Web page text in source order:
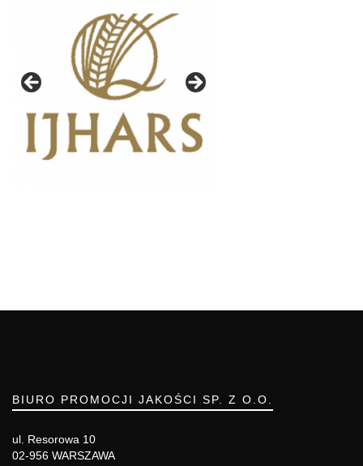
BIURO PROMOCJI JAKOŚCI SP. Z O.O.
ul. Resorowa 10
02-956 WARSZAWA